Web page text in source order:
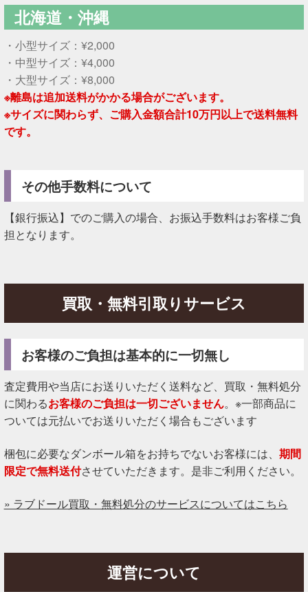
北海道・沖縄
・小型サイズ：¥2,000
・中型サイズ：¥4,000
・大型サイズ：¥8,000
※離島は追加送料がかかる場合がございます。
※サイズに関わらず、ご購入金額合計10万円以上で送料無料
です。
その他手数料について
【銀行振込】でのご購入の場合、お振込手数料はお客様ご負
担となります。
買取・無料引取りサービス
お客様のご負担は基本的に一切無し
査定費用や当店にお送りいただく送料など、買取・無料処分
に関わるお客様のご負担は一切ございません。※一部商品に
ついては元払いでお送りいただく場合もございます
梱包に必要なダンボール箱をお持ちでないお客様には、 期間
限定で無料送付させていただきます。是非ご利用ください。
» ラブドール買取・無料処分のサービスについてはこちら
運営について